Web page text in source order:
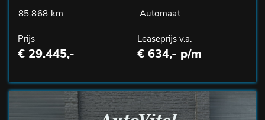
85.868 km
Automaat
Prijs
€ 29.445,-
Leaseprijs v.a.
€ 634,- p/m